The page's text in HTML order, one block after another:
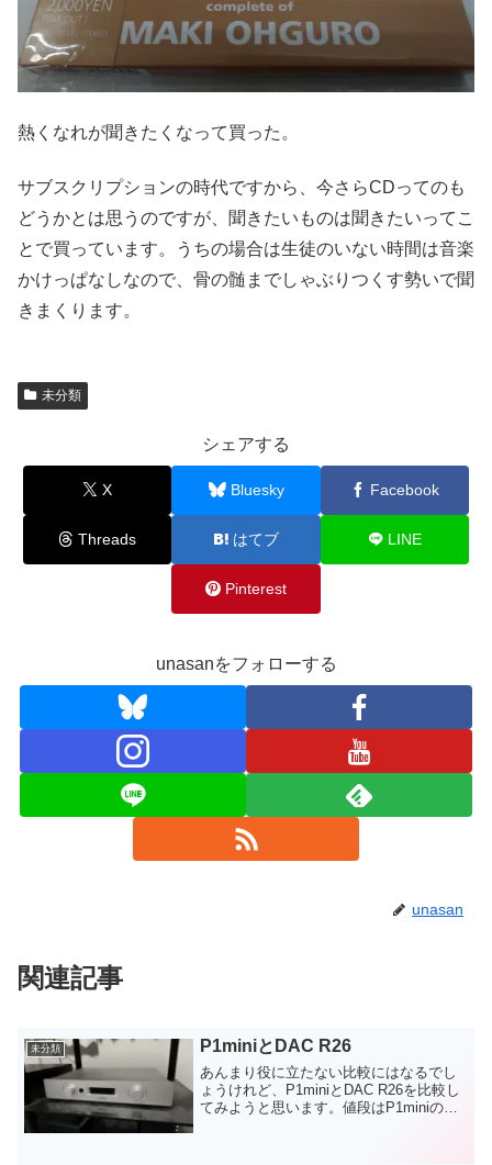
熱くなれが聞きたくなって買った。
サブスクリプションの時代ですから、今さらCDってのも
どうかとは思うのですが、聞きたいものは聞きたいってこ
とで買っています。うちの場合は生徒のいない時間は音楽
かけっぱなしなので、骨の髄までしゃぶりつくす勢いで聞
きまくります。
未分類
シェアする
X Bluesky Facebook
Threads はてブ LINE
Pinterest
unasanをフォローする
unasan
関連記事
未分類 P1miniとDAC R26
あんまり役に立たない比較にはなるでし
ょうけれど、P1miniとDAC R26を比較し
てみようと思います。値段はP1miniのほ